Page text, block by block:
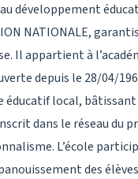
développement
NATIONALE,
Il appartient à
depuis le 28/04/
éducatif local,
dans le réseau du
L’école
des